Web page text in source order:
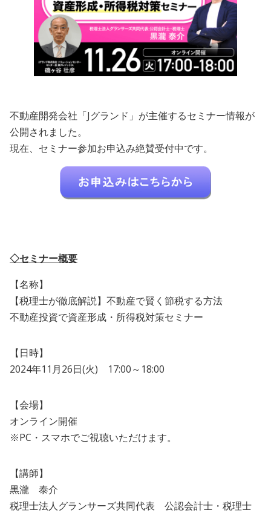
反社会的勢力に対する基本方針
電子決済等代行業に係る表示
外部送信、第三者提供、情報収集モジュールの有無
ログイン
不動産開発会社「Jグランド」が主催するセミナー情報が
公開されました。
現在、セミナー参加お申込み絶賛受付中です。
◇セミナー概要
【名称】
【税理士が徹底解説】不動産で賢く節税する方法
不動産投資で資産形成・所得税対策セミナー
【日時】
2024年11月26日(火) 17:00～18:00
【会場】
オンライン開催
※PC・スマホでご視聴いただけます。
【講師】
黒瀧 泰介
税理士法人グランサーズ共同代表 公認会計士・税理士